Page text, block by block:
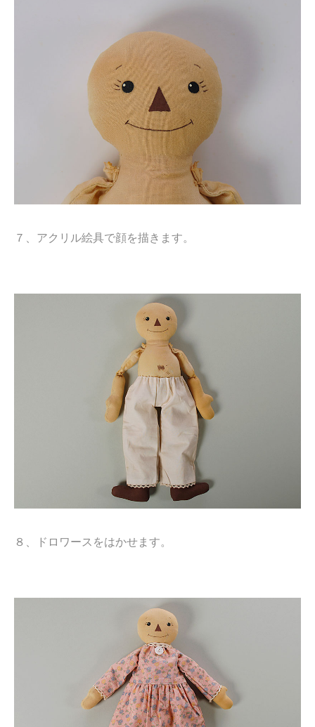
７、アクリル絵具で顔を描きます。
８、ドロワースをはかせます。